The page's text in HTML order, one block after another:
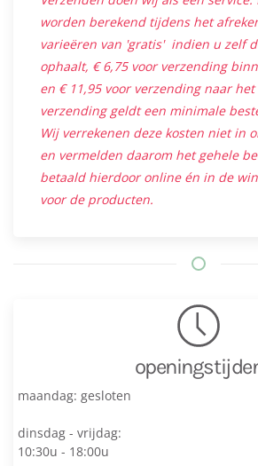
worden berekend tijdens het
varieëren van 'gratis' indien u zelf
ophaalt, € 6,75 voor verzending
en € 11,95 voor verzending naar
verzending geldt een minimale
Wij verrekenen deze kosten niet in
en vermelden daarom het gehele
betaald hierdoor online én in de
voor de producten.
maandag: gesloten
dinsdag - vrijdag:
10:30u - 18:00u